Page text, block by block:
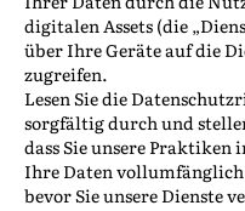
digitalen Assets (die
über Ihre Geräte auf die
zugreifen.
Lesen Sie die
sorgfältig durch und
dass Sie unsere Praktiken
Ihre Daten vollumfänglich
bevor Sie unsere Dienste